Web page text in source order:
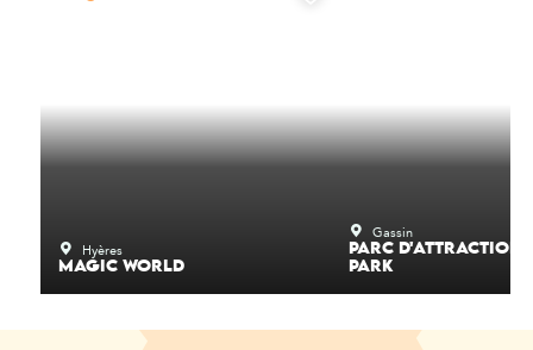
Hyères
MAGIC WORLD
Gassin
PARC
PARK